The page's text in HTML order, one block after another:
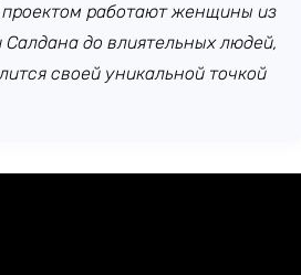
работают женщины из
до влиятельных людей,
своей уникальной точкой